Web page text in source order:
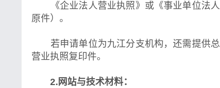
《企业法人营业执照》或《事业单位法人
原件）。
若申请单位为九江分支机构，还需提供总
营业执照复印件。
2.网站与技术材料：